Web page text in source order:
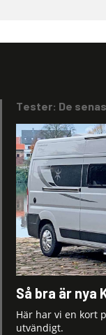
Tester: De
Så bra är nya
Här har vi en kort
utvändigt.